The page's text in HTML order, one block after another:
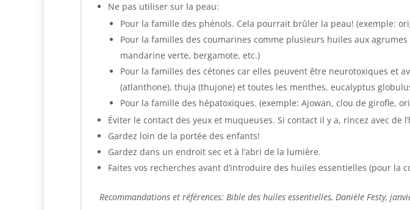
Ne pas utiliser sur la peau:
Pour la famille des phénols. Cela pourrait brûler la peau! (exemple:
Pour la familles des coumarines comme plusieurs huiles aux
mandarine verte, bergamote, etc.)
Pour la familles des cétones car elles peuvent être neurotoxiques et
(atlanthone), thuja (thujone) et toutes les menthes, eucalyptus
Pour la famille des hépatoxiques. (exemple: Ajowan, clou de girofle,
Éviter le contact des yeux et muqueuses. Si contact il y a, rincez avec
Gardez loin de la portée des enfants!
Gardez dans un endroit sec et à l’abri de la lumière.
Faites vos recherches avant d’introduire des huiles essentielles (pour la
Recommandations et références: Bible des huiles essentielles, Danièle Festy,